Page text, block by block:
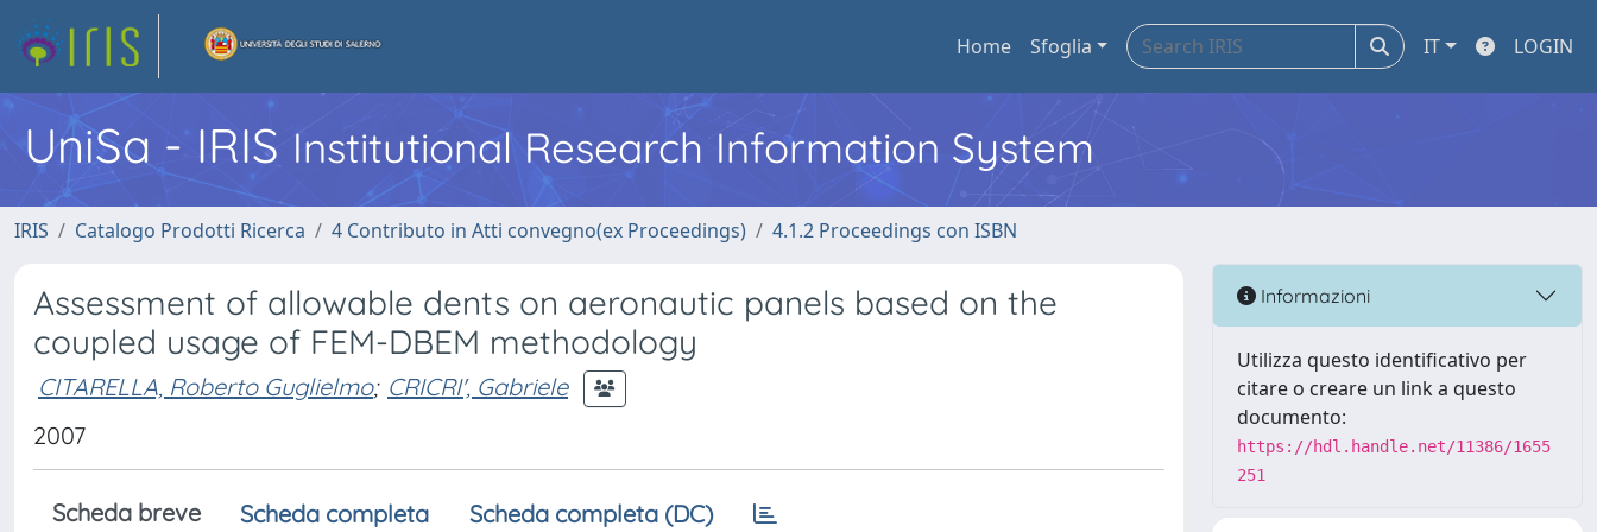
Home Sfoglia IT LOGIN
UniSa - IRIS Institutional Research Information System
IRIS Catalogo Prodotti Ricerca 4 Contributo in Atti convegno(ex Proceedings) 4.1.2 Proceedings con ISBN
Assessment of allowable dents on aeronautic panels based on the
coupled usage of FEM-DBEM methodology
CITARELLA, Roberto Guglielmo; CRICRI', Gabriele
2007
Scheda breve Scheda completa Scheda completa (DC)
Informazioni
Utilizza questo identificativo per
citare o creare un link a questo
documento:
https://hdl.handle.net/11386/1655
251